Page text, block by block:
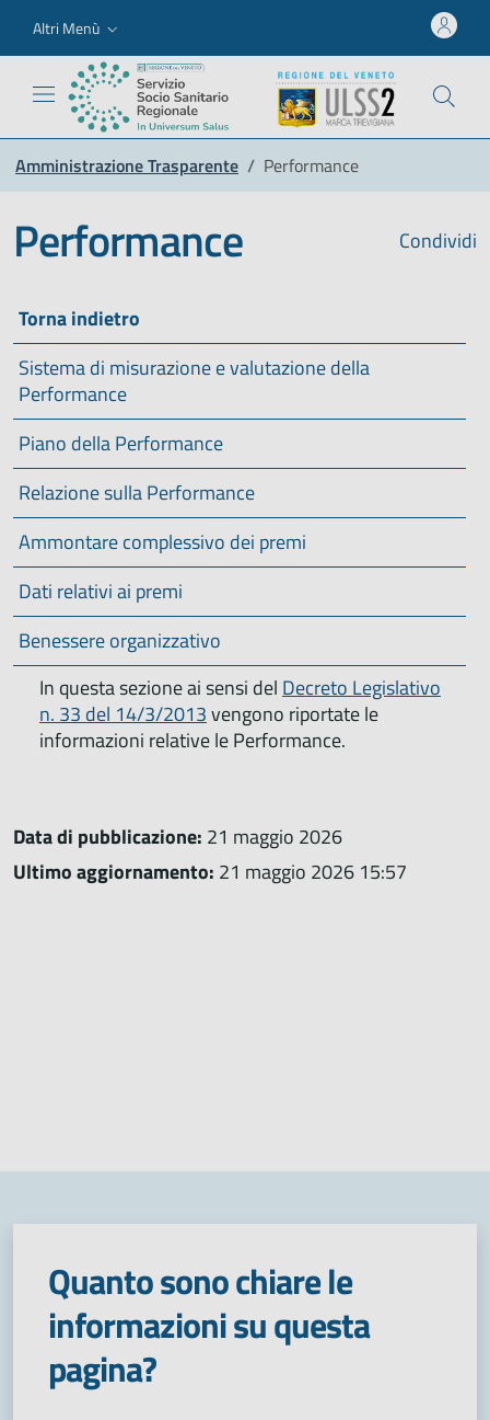
Altri Menù
Amministrazione Trasparente / Performance
Condividi
Performance
Torna indietro
Sistema di misurazione e valutazione della
Performance
Piano della Performance
Relazione sulla Performance
Ammontare complessivo dei premi
Dati relativi ai premi
Benessere organizzativo
In questa sezione ai sensi del Decreto Legislativo
n. 33 del 14/3/2013vengono riportate le
informazioni relative le Performance.
Data di pubblicazione: 21 maggio 2026
Ultimo aggiornamento: 21 maggio 2026 15:57
Quanto sono chiare le
informazioni su questa
pagina?